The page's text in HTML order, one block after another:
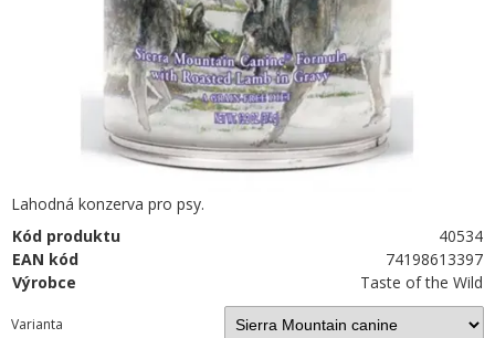
Lahodná konzerva pro psy.
Kód produktu
40534
EAN kód
74198613397
Výrobce
Taste of the Wild
Varianta